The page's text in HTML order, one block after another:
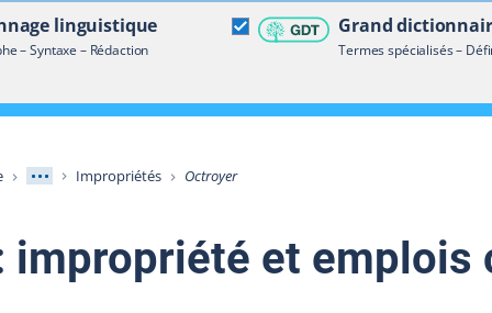
linguistique
– Syntaxe – Rédaction
Grand
Termes spécialisés –
terminologique
Afficher les niveaux intermédiaires
Impropriétés Octroyer
impropriété et emplois